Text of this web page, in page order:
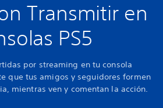
Transmitir en
PS5
por streaming en tu consola
que tus amigos y seguidores formen
mientras ven y comentan la acción.